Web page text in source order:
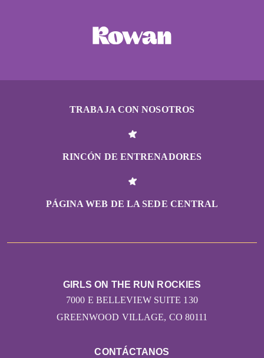
TRABAJA CON NOSOTROS
RINCÓN DE ENTRENADORES
PÁGINA WEB DE LA SEDE CENTRAL
CONTÁCTANOS
GIRLS ON THE RUN ROCKIES
7000 E BELLEVIEW SUITE 130
GREENWOOD VILLAGE, CO 80111